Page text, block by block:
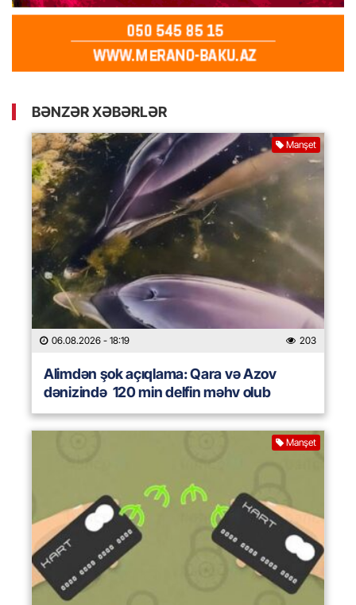
BƏNZƏR XƏBƏRLƏR
Manşet
06.08.2026 - 18:19 203
Alimdən şok açıqlama: Qara və Azov
dənizində 120 min delfin məhv olub
Manşet